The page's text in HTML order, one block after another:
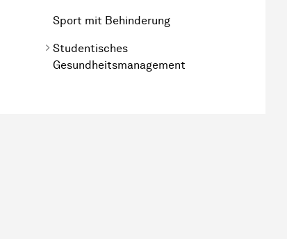
Sport mit Behinderung
Studentisches
Gesundheitsmanagement